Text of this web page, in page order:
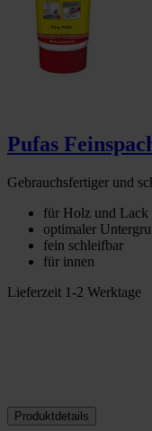
Pufas
Gebrauchsfertiger und
für Holz und Lack
optimaler
fein schleifbar
für innen
Lieferzeit 1-2 Werktage
Produktdetails